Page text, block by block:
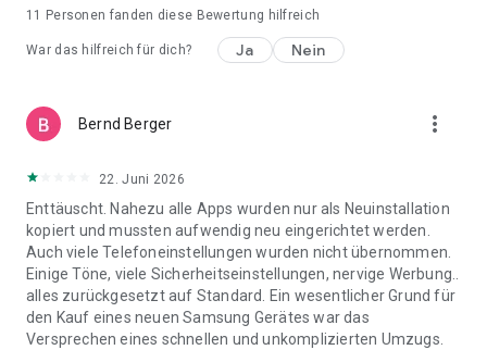
11 Personen fanden diese Bewertung hilfreich
War das hilfreich für dich? Ja Nein
Bernd Berger more_vert
22. Juni 2026
Enttäuscht. Nahezu alle Apps wurden nur als Neuinstallation
kopiert und mussten aufwendig neu eingerichtet werden.
Auch viele Telefoneinstellungen wurden nicht übernommen.
Einige Töne, viele Sicherheitseinstellungen, nervige Werbung..
alles zurückgesetzt auf Standard. Ein wesentlicher Grund für
den Kauf eines neuen Samsung Gerätes war das
Versprechen eines schnellen und unkomplizierten Umzugs.